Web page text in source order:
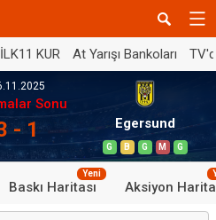
İLK11 KUR At Yarışı Bankoları
Sonu
- 1 Egersund
G B G M G
Baskı Haritası
Yeni
Aksiyon